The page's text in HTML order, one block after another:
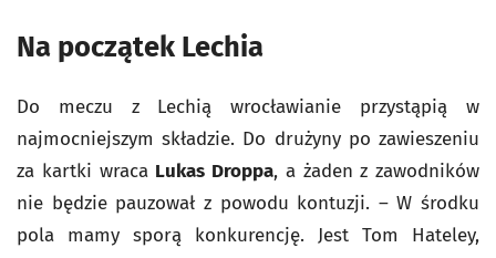
Na początek Lechia
Do meczu z Lechią wrocławianie przystąpią w
najmocniejszym składzie. Do drużyny po zawieszeniu
za kartki wraca Lukas Droppa, a żaden z zawodników
nie będzie pauzował z powodu kontuzji. – W środku
pola mamy sporą konkurencję. Jest Tom Hateley,